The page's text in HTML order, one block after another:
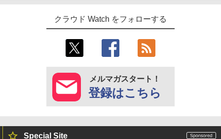
クラウド Watch をフォローする
メルマガスタート！
登録はこちら
Special Site